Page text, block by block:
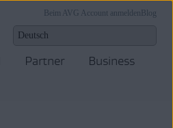
Blog
Beim AVG Account anmelden
Partner
Business